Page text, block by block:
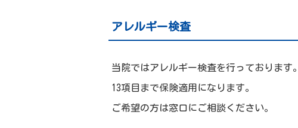
アレルギー検査
当院ではアレルギー検査を行っております。
13項目まで保険適用になります。
ご希望の方は窓口にご相談ください。